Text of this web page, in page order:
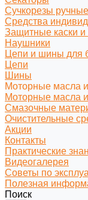
Сучкорезы ручные
Средства
Защитные каски и
Наушники
Цепи и шины для
Цепи
Шины
Моторные масла
Моторные масла
Смазочные
Очистительные
Акции
Контакты
Практические
Видеогалерея
Советы по
Полезная
Поиск